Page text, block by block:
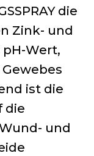
die
Zink- und
Wert,
ist die
die
und